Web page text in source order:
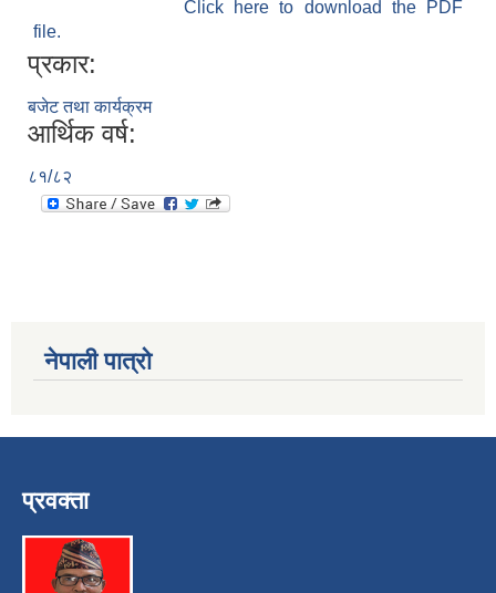
Click here to download the PDF
file.
प्रकार:
बजेट तथा कार्यक्रम
आर्थिक वर्ष:
८१/८२
नेपाली पात्रो
प्रवक्ता